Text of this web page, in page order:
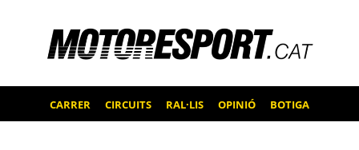
CARRER CIRCUITS RAL·LIS OPINIÓ BOTIGA